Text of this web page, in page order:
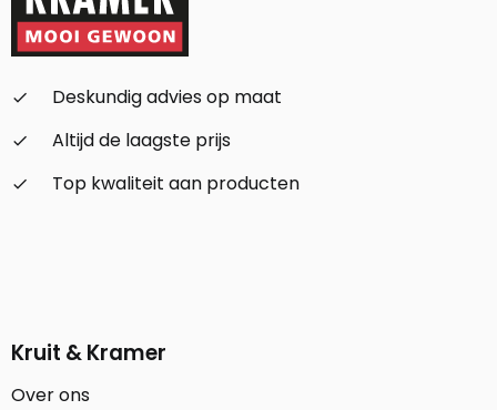
check_small
Deskundig advies op maat
check_small
Altijd de laagste prijs
check_small
Top kwaliteit aan producten
Kruit & Kramer
Over ons